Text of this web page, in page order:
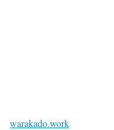
warakado.work